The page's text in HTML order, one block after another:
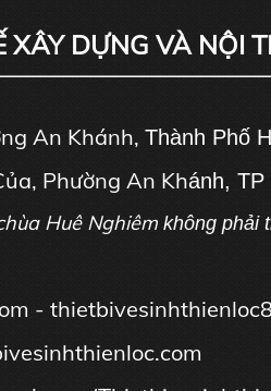
XÂY DỰNG VÀ NỘI
An Khánh, Thành Phố
Phường An Khánh, TP
Huê Nghiêm không phải
-